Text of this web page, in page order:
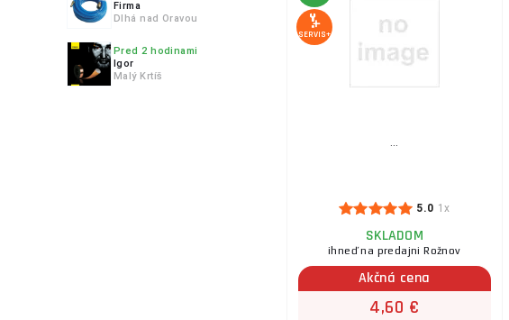
Firma
Dlhá nad Oravou
Pred 2 hodinami
Igor
Malý Krtíš
SERVIS+
...
5.0 1x
SKLADOM
ihneď na predajni Rožnov
Akčná cena
4,60 €